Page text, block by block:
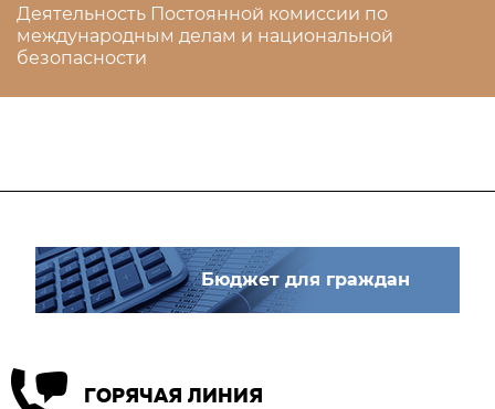
Деятельность Постоянной комиссии по
международным делам и национальной
безопасности
Бюджет для граждан
ГОРЯЧАЯ ЛИНИЯ